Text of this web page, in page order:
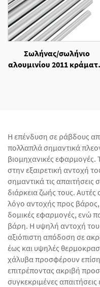
Σωλήνας/σωλήνιο
αλουμινίου 2011
Η επένδυση σε ράβδους
πολλαπλά σημαντικά
βιομηχανικές εφαρμογές.
στην εξαιρετική αντοχή
σημαντικά τις απαιτήσεις
διάρκεια ζωής τους. Αυτές
λόγο αντοχής προς βάρος,
δομικές εφαρμογές, ενώ
βάρη. Η υψηλή αντοχή του
αξιόπιστη απόδοση σε
έως και υψηλές
χάλυβα προσφέρουν
επιτρέποντας ακριβή
συγκεκριμένες